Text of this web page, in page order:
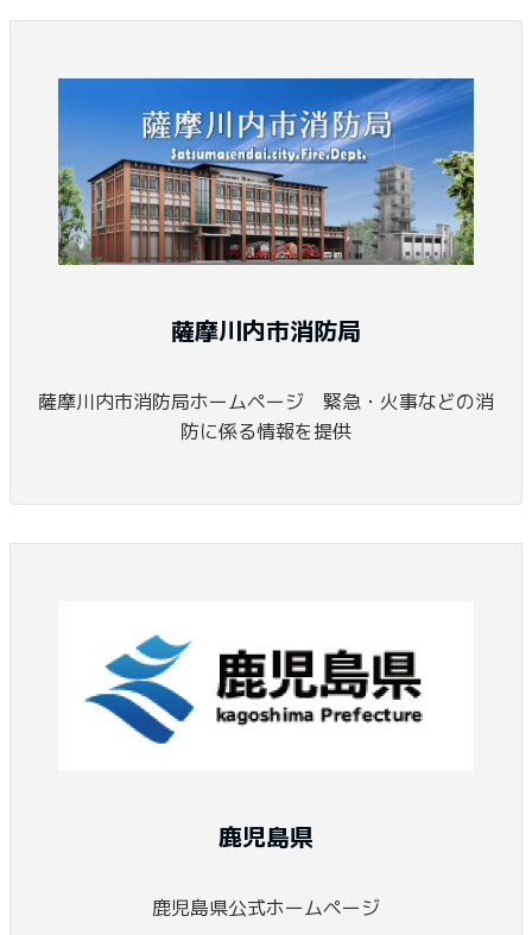
薩摩川内市消防局
薩摩川内市消防局ホームページ 緊急・火事などの消
防に係る情報を提供
鹿児島県
鹿児島県公式ホームページ